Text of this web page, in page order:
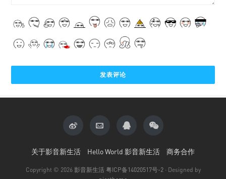
关于影音新生活 Hello World 影音新生活 商务合作
Copyright © 2026 影音新生活 粤ICP备14020517号-2 · Designed by